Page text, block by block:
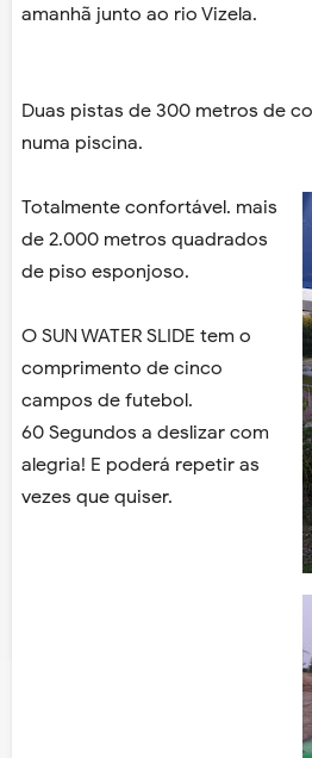
amanhã junto ao rio Vizela.
Duas pistas de 300 metros de
numa piscina.
Totalmente confortável. mais
de 2.000 metros quadrados
de piso esponjoso.
O SUN WATER SLIDE tem o
comprimento de cinco
campos de futebol.
60 Segundos a deslizar com
alegria! E poderá repetir as
vezes que quiser.